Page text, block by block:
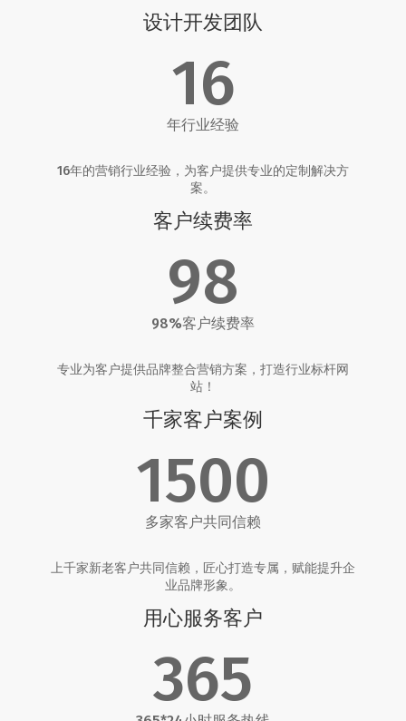
设计开发团队
16
年行业经验
16年的营销行业经验，为客户提供专业的定制解决方
案。
客户续费率
98
98%客户续费率
专业为客户提供品牌整合营销方案，打造行业标杆网
站！
千家客户案例
1500
多家客户共同信赖
上千家新老客户共同信赖，匠心打造专属，赋能提升企
业品牌形象。
用心服务客户
365